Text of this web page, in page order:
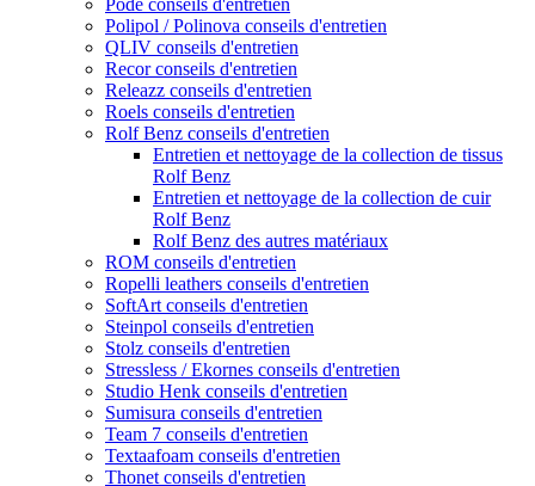
Polipol / Polinova conseils d'entretien
QLIV conseils d'entretien
Recor conseils d'entretien
Releazz conseils d'entretien
Roels conseils d'entretien
Rolf Benz conseils d'entretien
Entretien et nettoyage de la collection de tissus
Rolf Benz
Entretien et nettoyage de la collection de cuir
Rolf Benz
Rolf Benz des autres matériaux
ROM conseils d'entretien
Ropelli leathers conseils d'entretien
SoftArt conseils d'entretien
Steinpol conseils d'entretien
Stolz conseils d'entretien
Stressless / Ekornes conseils d'entretien
Studio Henk conseils d'entretien
Sumisura conseils d'entretien
Team 7 conseils d'entretien
Textaafoam conseils d'entretien
Thonet conseils d'entretien